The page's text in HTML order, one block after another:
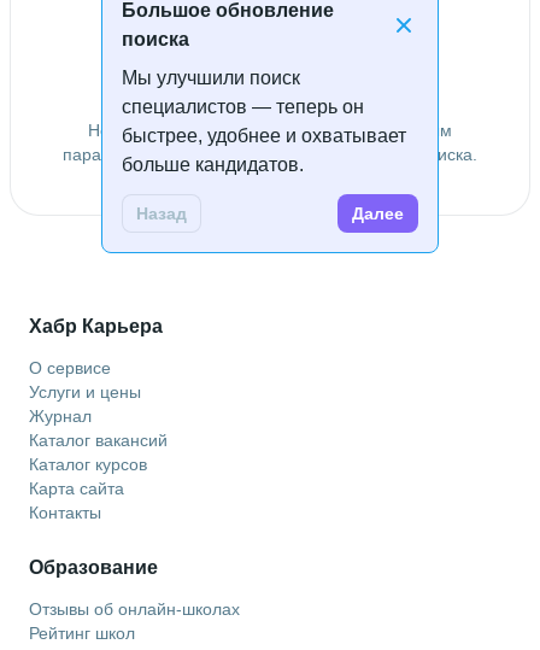
Большое обновление
поиска
Мы улучшили поиск
специалистов — теперь он
быстрее, удобнее и охватывает
больше кандидатов.
Назад Далее
Специалисты не найдены
Не удалось найти специалистов по заданным
параметрам. Попробуйте изменить условия поиска.
Хабр Карьера
О сервисе
Услуги и цены
Журнал
Каталог вакансий
Каталог курсов
Карта сайта
Контакты
Образование
Отзывы об онлайн-школах
Рейтинг школ